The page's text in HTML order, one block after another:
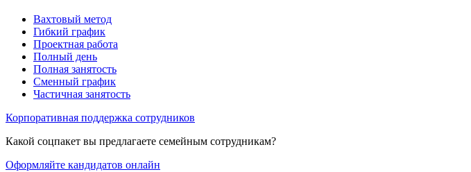
Вахтовый метод
Гибкий график
Проектная работа
Полный день
Полная занятость
Сменный график
Частичная занятость
Корпоративная поддержка сотрудников
Какой соцпакет вы предлагаете семейным сотрудникам?
Оформляйте кандидатов онлайн